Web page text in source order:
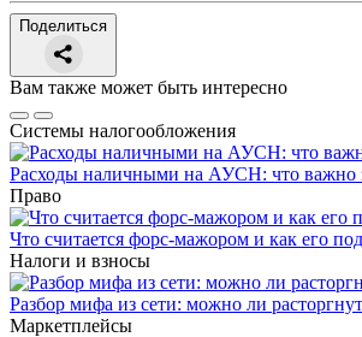
Поделиться
Вам также может быть интересно
Системы налогообложения
Расходы наличными на АУСН: что важно
Право
Что считается форс-мажором и как его
Налоги и взносы
Разбор мифа из сети: можно ли
Маркетплейсы